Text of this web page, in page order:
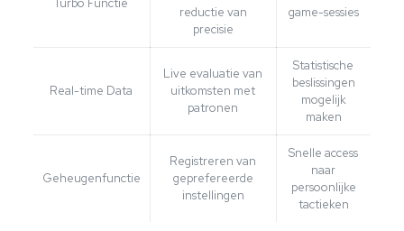
reductie van
precisie
game-sessies
Real-time Data
Live evaluatie van
uitkomsten met
patronen
Statistische
beslissingen
mogelijk
maken
Geheugenfunctie
Registreren van
geprefereerde
instellingen
Snelle access
naar
persoonlijke
tactieken